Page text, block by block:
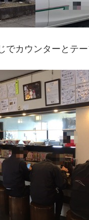
でカウンターとテ